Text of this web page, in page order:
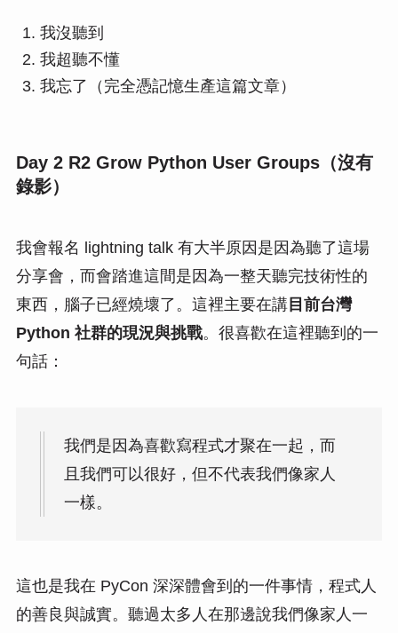
我沒聽到
我超聽不懂
我忘了（完全憑記憶生產這篇文章）
Day 2 R2 Grow Python User Groups（沒有
錄影）
我會報名 lightning talk 有大半原因是因為聽了這場
分享會，而會踏進這間是因為一整天聽完技術性的
東西，腦子已經燒壞了。這裡主要在講目前台灣
Python 社群的現況與挑戰。很喜歡在這裡聽到的一
句話：
我們是因為喜歡寫程式才聚在一起，而
且我們可以很好，但不代表我們像家人
一樣。
這也是我在 PyCon 深深體會到的一件事情，程式人
的善良與誠實。聽過太多人在那邊說我們像家人一